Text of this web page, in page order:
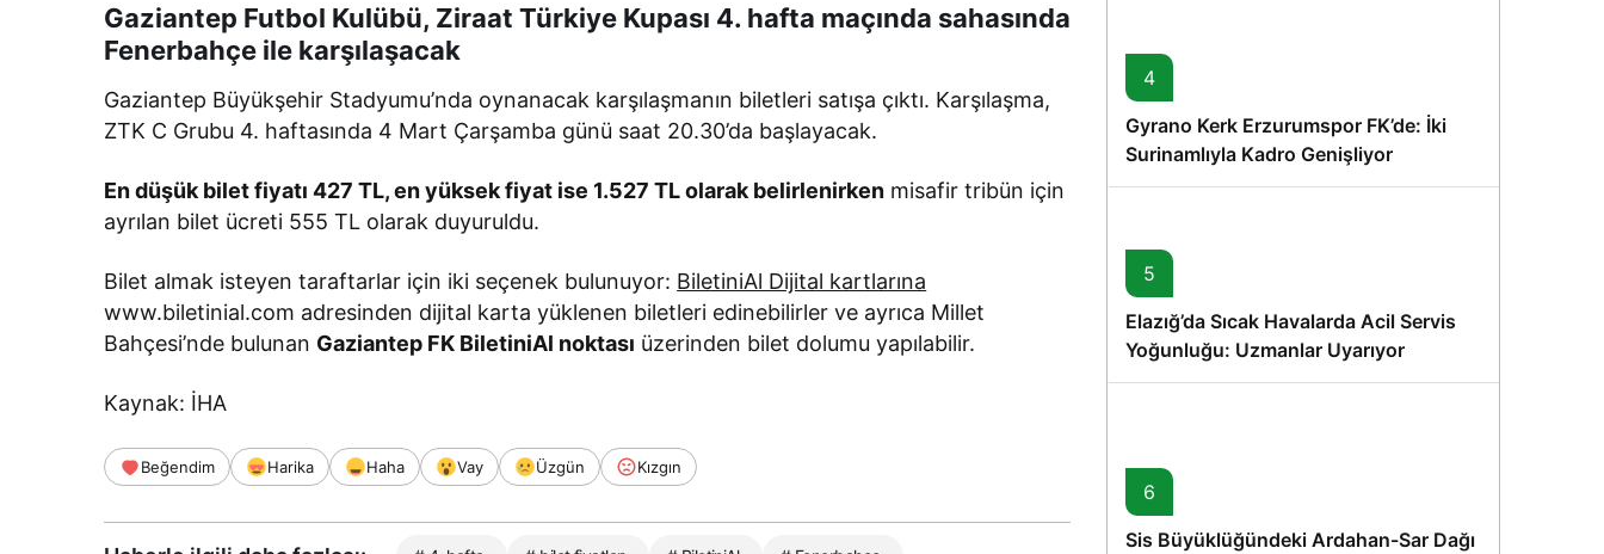
Gaziantep Futbol Kulübü, Ziraat Türkiye Kupası 4. hafta maçında sahasında
Fenerbahçe ile karşılaşacak
Gaziantep Büyükşehir Stadyumu’nda oynanacak karşılaşmanın biletleri satışa çıktı. Karşılaşma,
ZTK C Grubu 4. haftasında 4 Mart Çarşamba günü saat 20.30’da başlayacak.
En düşük bilet fiyatı 427 TL, en yüksek fiyat ise 1.527 TL olarak belirlenirken misafir tribün için
ayrılan bilet ücreti 555 TL olarak duyuruldu.
Bilet almak isteyen taraftarlar için iki seçenek bulunuyor: BiletiniAl Dijital kartlarına
www.biletinial.com adresinden dijital karta yüklenen biletleri edinebilirler ve ayrıca Millet
Bahçesi’nde bulunan Gaziantep FK BiletiniAl noktası üzerinden bilet dolumu yapılabilir.
Kaynak: İHA
Beğendim Harika Haha Vay Üzgün Kızgın
4
Gyrano Kerk Erzurumspor FK’de: İki
Surinamlıyla Kadro Genişliyor
5
Elazığ’da Sıcak Havalarda Acil Servis
Yoğunluğu: Uzmanlar Uyarıyor
6
Sis Büyüklüğündeki Ardahan-Sar Dağı